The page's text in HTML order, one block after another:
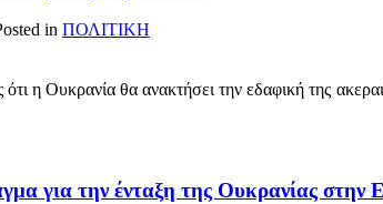
in ΠΟΛΙΤΙΚΗ
η Ουκρανία θα ανακτήσει την εδαφική της
για την ένταξη της Ουκρανίας